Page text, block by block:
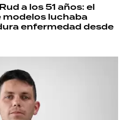
a los 51 años: el
luchaba
enfermedad desde